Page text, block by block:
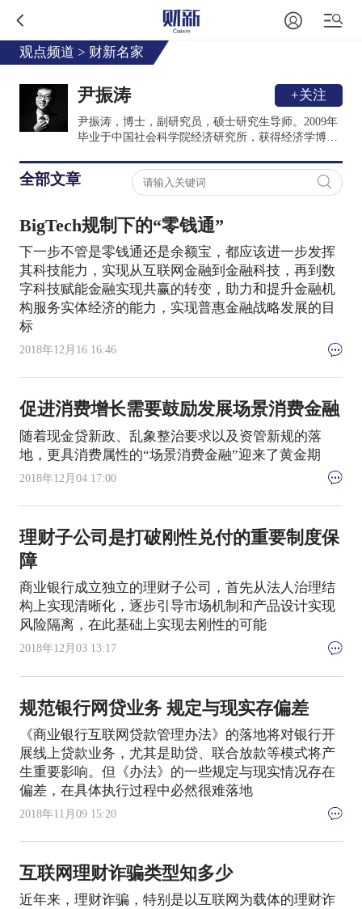
观点频道 > 财新名家
尹振涛 +关注
尹振涛，博士，副研究员，硕士研究生导师。2009年
毕业于中国社会科学院经济研究所，获得经济学博士
室副主任，兼任中国社会科学院金融法律与金融监管
研究基地副主任、秘书长。主要研究领域为金融制
度、金融监管等。在《经济学动态》、《国际经济评
论》、《中国人口科学》、《中国金融》等核心期刊
发表学术论文40余篇。出版学术专著2部、主持和参
与多项省部级及国家社会科学基金项目。2014年，荣
誉“中国青年经济学人”荣誉称号。
全部文章
BigTech规制下的“零钱通”
下一步不管是零钱通还是余额宝，都应该进一步发挥
其科技能力，实现从互联网金融到金融科技，再到数
字科技赋能金融实现共赢的转变，助力和提升金融机
构服务实体经济的能力，实现普惠金融战略发展的目
标
2018年12月16 16:46
促进消费增长需要鼓励发展场景消费金融
随着现金贷新政、乱象整治要求以及资管新规的落
地，更具消费属性的“场景消费金融”迎来了黄金期
2018年12月04 17:00
理财子公司是打破刚性兑付的重要制度保
障
商业银行成立独立的理财子公司，首先从法人治理结
构上实现清晰化，逐步引导市场机制和产品设计实现
风险隔离，在此基础上实现去刚性的可能
2018年12月03 13:17
规范银行网贷业务 规定与现实存偏差
《商业银行互联网贷款管理办法》的落地将对银行开
展线上贷款业务，尤其是助贷、联合放款等模式将产
生重要影响。但《办法》的一些规定与现实情况存在
偏差，在具体执行过程中必然很难落地
2018年11月09 15:20
互联网理财诈骗类型知多少
近年来，理财诈骗，特别是以互联网为载体的理财诈